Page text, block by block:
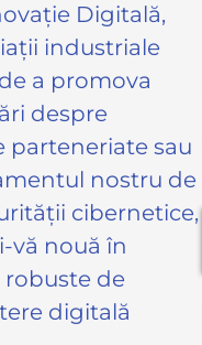
Digitală,
industriale
a promova
despre
parteneriate sau
nostru de
cibernetice,
vă nouă în
de
digitală